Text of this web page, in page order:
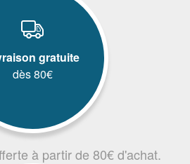
gratuite
dès 80€
à partir de 80€ d'achat.